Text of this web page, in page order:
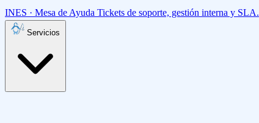
INES · Mesa de Ayuda Tickets de soporte, gestión interna y SLA.